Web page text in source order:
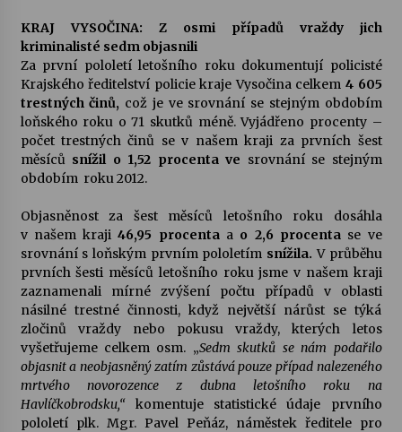
KRAJ VYSOČINA: Z osmi případů vraždy jich
kriminalisté sedm objasnili
Za první pololetí letošního roku dokumentují policisté
Krajského ředitelství policie kraje Vysočina celkem 4 605
trestných činů, což je ve srovnání se stejným obdobím
loňského roku o 71 skutků méně. Vyjádřeno procenty –
počet trestných činů se v našem kraji za prvních šest
měsíců snížil o 1,52 procenta ve srovnání se stejným
obdobím roku 2012.
Objasněnost za šest měsíců letošního roku dosáhla
v našem kraji46,95 procentaa o 2,6 procentase ve
srovnání s loňským prvním pololetím snížila.V průběhu
prvních šesti měsíců letošního roku jsme v našem kraji
zaznamenali mírné zvýšení počtu případů v oblasti
násilné trestné činnosti, když největší nárůst se týká
zločinů vraždy nebo pokusu vraždy, kterých letos
vyšetřujeme celkem osm. „Sedm skutků se nám podařilo
objasnit a neobjasněný zatím zůstává pouze případ nalezeného
mrtvého novorozence z dubna letošního roku na
Havlíčkobrodsku,“komentuje statistické údaje prvního
pololetí plk. Mgr. Pavel Peňáz, náměstek ředitele pro